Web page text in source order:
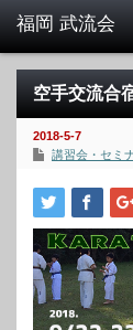
空手交流合
2018-5-7
講習会・セミ